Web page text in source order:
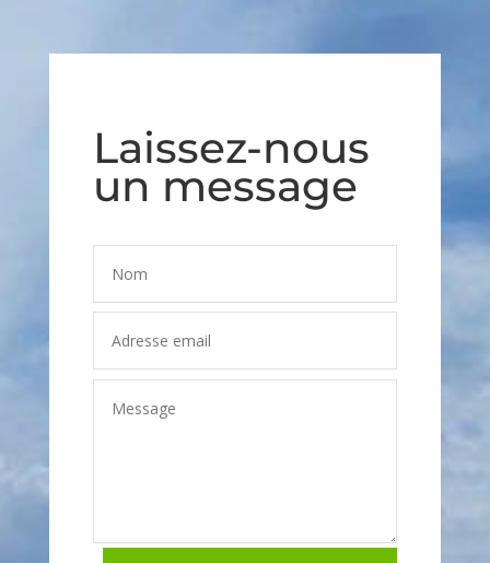
Laissez-nous
un message